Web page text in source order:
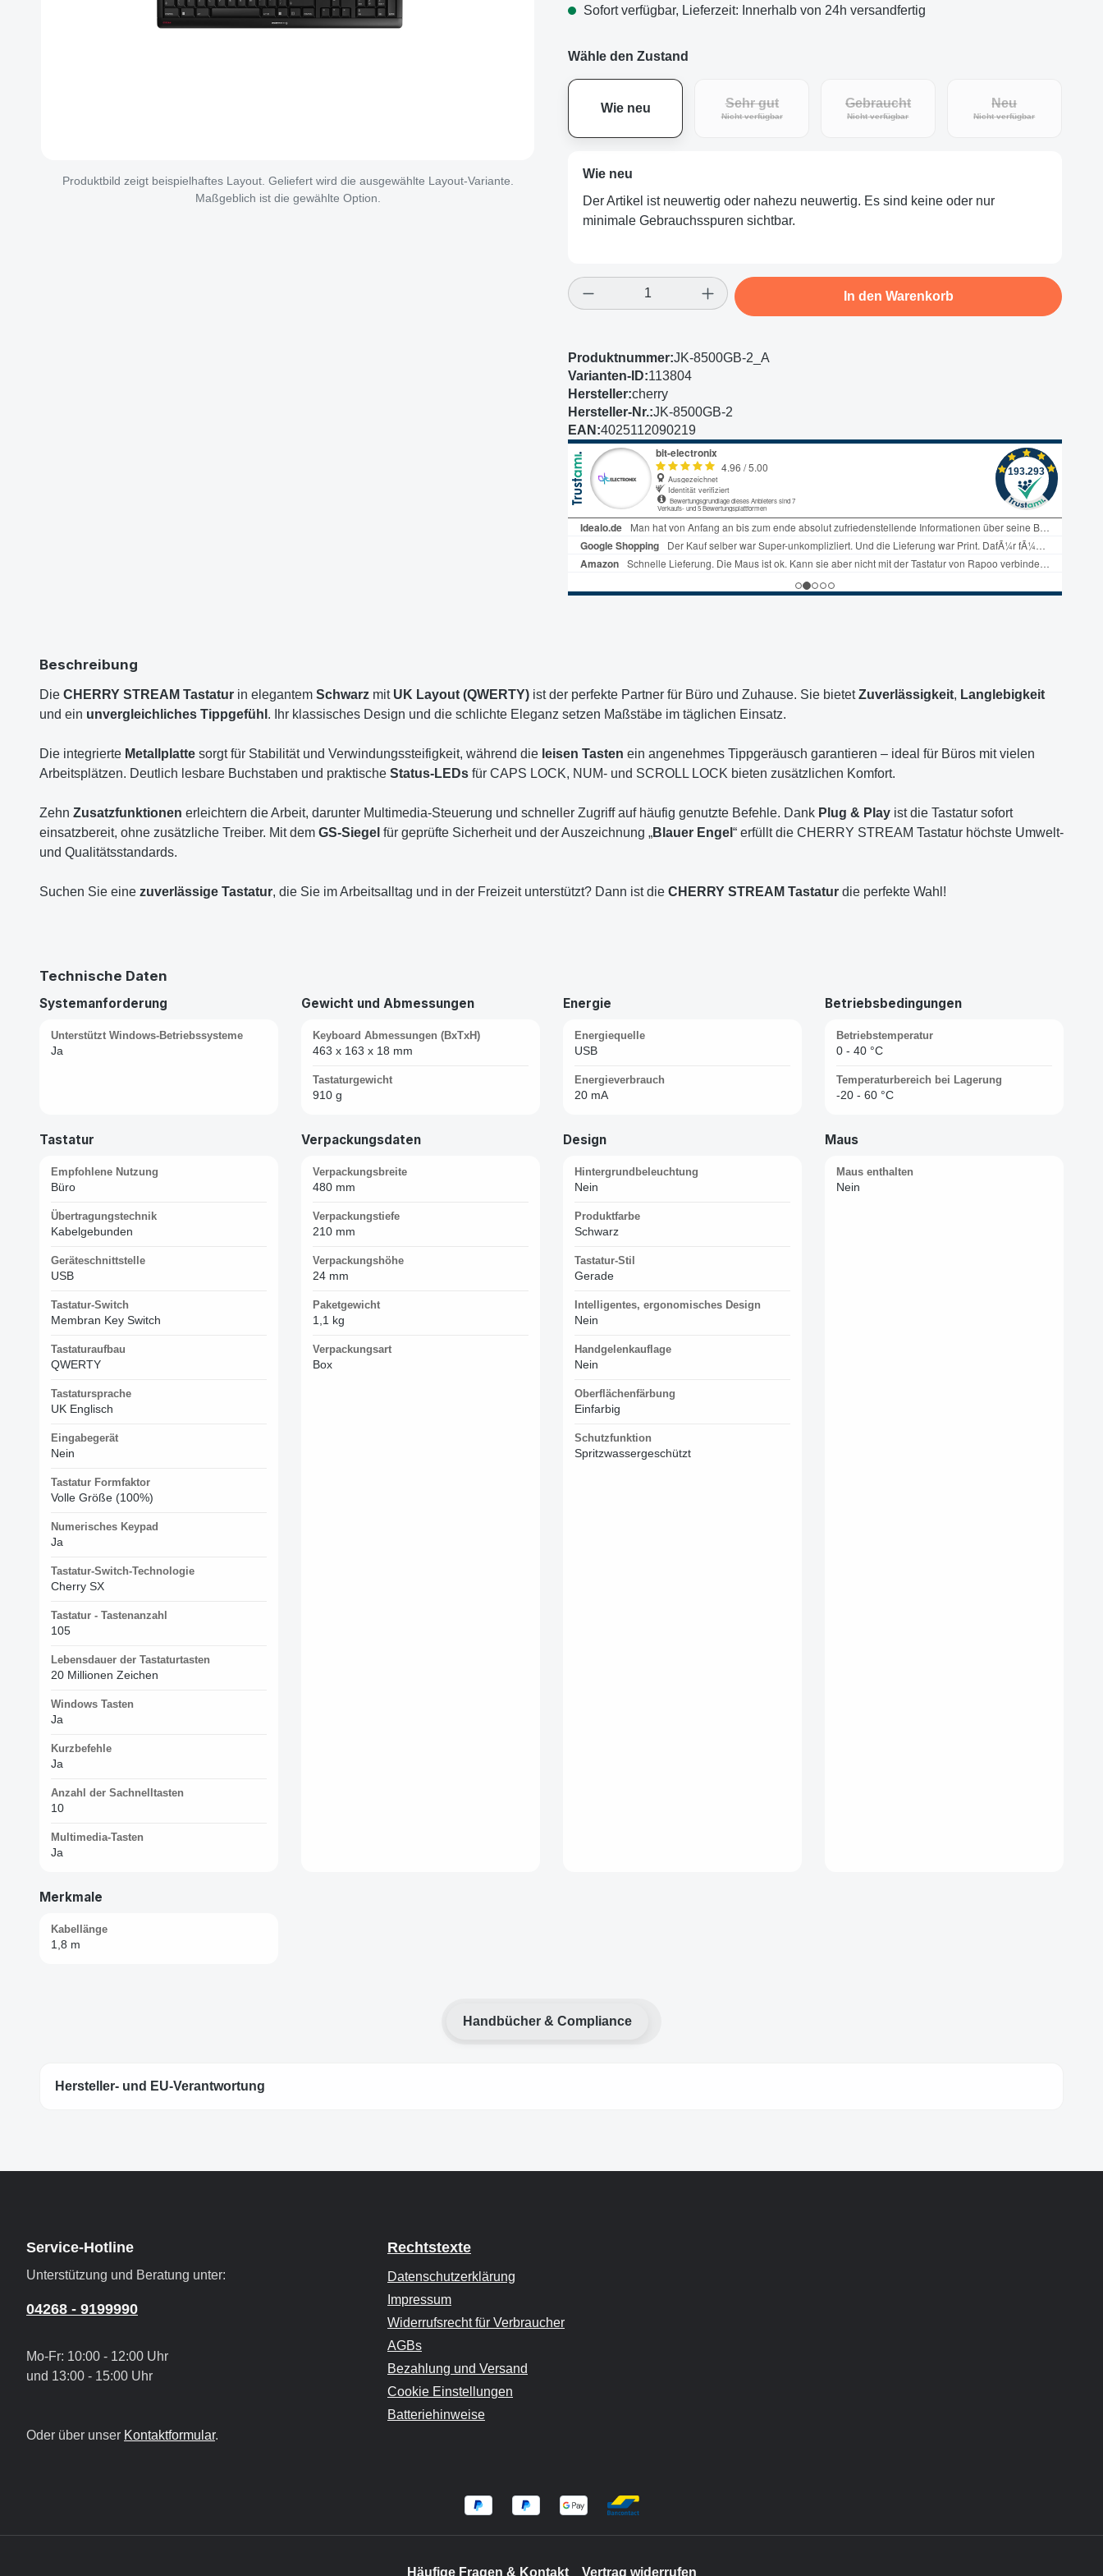
Produktbild zeigt beispielhaftes Layout. Geliefert wird die ausgewählte Layout-Variante.
Maßgeblich ist die gewählte Option.
Sofort verfügbar, Lieferzeit: Innerhalb von 24h versandfertig
Wähle den Zustand
Wie neu Sehr gut
Nicht verfügbar(Diese Option ist zurzeit nicht verfügbar.)
Gebraucht
Nicht verfügbar(Diese Option ist zurzeit nicht verfügbar.)
Neu
Nicht verfügbar(Diese Option ist
Wie neu
Der Artikel ist neuwertig oder nahezu neuwertig. Es sind keine oder nur
minimale Gebrauchsspuren sichtbar.
Produkt Anzahl: Gib den gewünschten Wert ein oder
In den Warenkorb
Produktnummer:JK-8500GB-2_A
Varianten-ID:113804
Hersteller:cherry
Hersteller-Nr.:JK-8500GB-2
EAN:4025112090219
Beschreibung
Die CHERRY STREAM Tastatur in elegantem Schwarz mit UK Layout (QWERTY) ist der perfekte Partner für Büro und Zuhause. Sie bietetZuverlässigkeit, Langlebigkeit
und ein unvergleichliches Tippgefühl . Ihr klassisches Design und die schlichte Eleganz setzen Maßstäbe im täglichen Einsatz.
Die integrierte Metallplatte sorgt für Stabilität und Verwindungssteifigkeit, während die leisen Tasten ein angenehmes Tippgeräusch garantieren – ideal für Büros mit vielen
Arbeitsplätzen. Deutlich lesbare Buchstaben und praktische Status-LEDs für CAPS LOCK, NUM- und SCROLL LOCK bieten zusätzlichen Komfort.
Zehn Zusatzfunktionen erleichtern die Arbeit, darunter Multimedia-Steuerung und schneller Zugriff auf häufig genutzte Befehle. Dank Plug & Play ist die Tastatur sofort
einsatzbereit, ohne zusätzliche Treiber. Mit dem GS-Siegel für geprüfte Sicherheit und der Auszeichnung „Blauer Engel “ erfüllt die CHERRY STREAM Tastatur höchste Umwelt-
und Qualitätsstandards.
Suchen Sie eine zuverlässige Tastatur, die Sie im Arbeitsalltag und in der Freizeit unterstützt? Dann ist die CHERRY STREAM Tastatur die perfekte Wahl!
Technische Daten
Systemanforderung
Unterstützt Windows-Betriebssysteme
Ja
Gewicht und Abmessungen
Keyboard Abmessungen (BxTxH)
463 x 163 x 18 mm
Tastaturgewicht
910 g
Energie
Energiequelle
USB
Energieverbrauch
20 mA
Betriebsbedingungen
Betriebstemperatur
0 - 40 °C
Temperaturbereich bei Lagerung
-20 - 60 °C
Tastatur
Empfohlene Nutzung
Büro
Übertragungstechnik
Kabelgebunden
Geräteschnittstelle
USB
Tastatur-Switch
Membran Key Switch
Tastaturaufbau
QWERTY
Tastatursprache
UK Englisch
Eingabegerät
Nein
Tastatur Formfaktor
Volle Größe (100%)
Numerisches Keypad
Ja
Tastatur-Switch-Technologie
Cherry SX
Tastatur - Tastenanzahl
105
Lebensdauer der Tastaturtasten
20 Millionen Zeichen
Windows Tasten
Ja
Kurzbefehle
Ja
Anzahl der Sachnelltasten
10
Multimedia-Tasten
Ja
Verpackungsdaten
Verpackungsbreite
480 mm
Verpackungstiefe
210 mm
Verpackungshöhe
24 mm
Paketgewicht
1,1 kg
Verpackungsart
Box
Design
Hintergrundbeleuchtung
Nein
Produktfarbe
Schwarz
Tastatur-Stil
Gerade
Intelligentes, ergonomisches Design
Nein
Handgelenkauflage
Nein
Oberflächenfärbung
Einfarbig
Schutzfunktion
Spritzwassergeschützt
Maus
Maus enthalten
Nein
Merkmale
Kabellänge
1,8 m
Handbücher & Compliance
Hersteller- und EU-Verantwortung
Service-Hotline
Unterstützung und Beratung unter:
04268 - 9199990
Mo-Fr: 10:00 - 12:00 Uhr
und 13:00 - 15:00 Uhr
Oder über unser Kontaktformular.
Rechtstexte
Datenschutzerklärung
Impressum
Widerrufsrecht für Verbraucher
AGBs
Bezahlung und Versand
Cookie Einstellungen
Batteriehinweise
Häufige Fragen & Kontakt Vertrag widerrufen